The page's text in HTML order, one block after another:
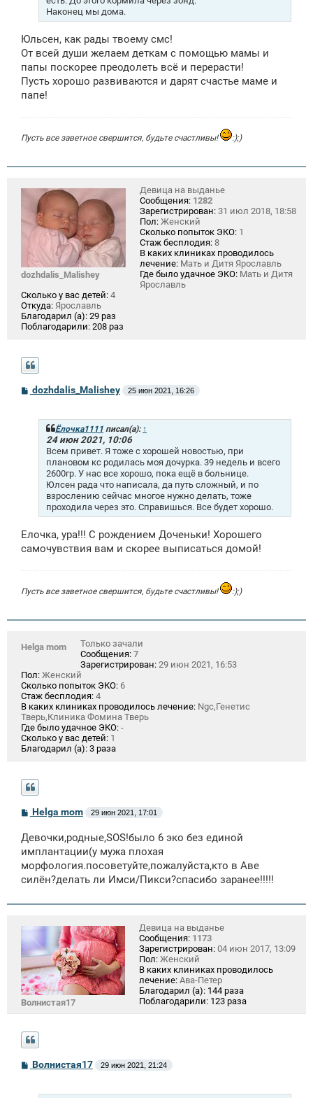
Наконец мы дома.
Юльсен, как рады твоему смс!
От всей души желаем деткам с помощью мамы и
папы поскорее преодолеть всё и перерасти!
Пусть хорошо развиваются и дарят счастье маме и
папе!
Пусть все заветное свершится, будьте счастливы! :);)
dozhdalis_Malishey
Девица на выданье
Сообщения: 1282
Зарегистрирован: 31 июл 2018, 18:58
Пол: Женский
Сколько попыток ЭКО: 1
Стаж бесплодия: 8
В каких клиниках проводилось
лечение: Мать и Дитя Ярославль
Где было удачное ЭКО: Мать и Дитя
Ярославль
Сколько у вас детей: 4
Откуда: Ярославль
Благодарил (а): 29 раз
Поблагодарили: 208 раз
Сdozhdalis_Malishey 25 июн 2021, 16:26
Ёлочка1111 писал(а): ↑
24 июн 2021, 10:06
Всем привет. Я тоже с хорошей новостью, при
плановом кс родилась моя дочурка. 39 недель и всего
2600гр. У нас все хорошо, пока ещё в больнице.
Юлсен рада что написала, да путь сложный, и по
взрослению сейчас многое нужно делать, тоже
проходила через это. Справишься. Все будет хорошо.
Елочка, ура!!! С рождением Доченьки! Хорошего
самочувствия вам и скорее выписаться домой!
Пусть все заветное свершится, будьте счастливы! :);)
Helga mom
Только зачали
Сообщения: 7
Зарегистрирован: 29 июн 2021, 16:53
Пол: Женский
Сколько попыток ЭКО: 6
Стаж бесплодия: 4
В каких клиниках проводилось лечение: Ngc,Генетис
Тверь,Клиника Фомина Тверь
Где было удачное ЭКО: -
Сколько у вас детей: 1
Благодарил (а): 3 раза
С
б
щ
н
и
Helga mom 29 июн 2021, 17:01
Девочки,родные,SOS!было 6 эко без единой
имплантации(у мужа плохая
морфология.посоветуйте,пожалуйста,кто в Аве
силён?делать ли Имси/Пикси?спасибо заранее!!!!!
Волнистая17
Девица на выданье
Сообщения: 1173
Зарегистрирован: 04 июн 2017, 13:09
Пол: Женский
В каких клиниках проводилось
лечение: Ава-Петер
Благодарил (а): 144 раза
Поблагодарили: 123 раза
СВолнистая17 29 июн 2021, 21:24